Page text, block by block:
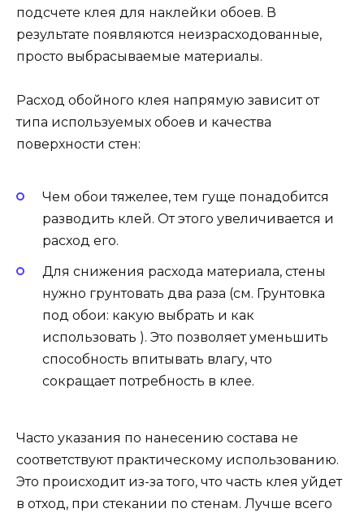
подсчете клея для наклейки обоев. В
результате появляются неизрасходованные,
просто выбрасываемые материалы.
Расход обойного клея напрямую зависит от
типа используемых обоев и качества
поверхности стен:
Чем обои тяжелее, тем гуще понадобится
разводить клей. От этого увеличивается и
расход его.
Для снижения расхода материала, стены
нужно грунтовать два раза (см. Грунтовка
под обои: какую выбрать и как
использовать ). Это позволяет уменьшить
способность впитывать влагу, что
сокращает потребность в клее.
Часто указания по нанесению состава не
соответствуют практическому использованию.
Это происходит из-за того, что часть клея уйдет
в отход, при стекании по стенам. Лучше всего